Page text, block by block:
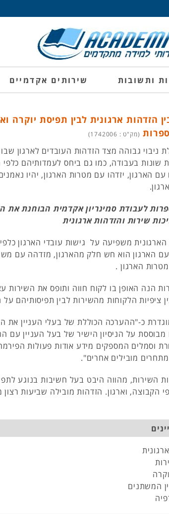
ותשובות שירותים אקדמיים
הזדהות ארגונית לבין תפיסת יוקרה
(מק"ט : 1742006)
ניבוי גבוהה מצד הזדהות העובדים לארגון
שונות בעבודה, כמו גם ביחס לעמדותיהם כלפי
הארגון, יזדהו עם מטרות הארגון, יהיו
לעבודת סמינריון אקדמית הבוחנת את
שירות והזדהות ארגונית
משפיעה על גישות עובדי הארגון
הארגון הוא חש חלק מהארגון, מזדהה עם
הארגון .
הנה האופן בו לקוח חווה ותופס את השירות
ציפיות הלקוחות מהשירות לבין תפיסותיהם על
כ-"ההערכה הכוללת של בעלי העניין את
מבוססת על הניסיון הישיר של בעל העניין עם
וסמלים המספקים מידע אודות פעולות
מובילים אחרים".
השירות, מהווה היבט בעל חשיבות בנוגע
הקבוצה, וארגון. הזדהות מובילה שביעות רצון
המשתנים